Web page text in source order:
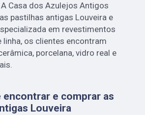
Casa dos Azulejos Antigos
pastilhas antigas Louveira e
em revestimentos
linha, os clientes encontram
porcelana, vidro real e
encontrar e comprar as
Louveira